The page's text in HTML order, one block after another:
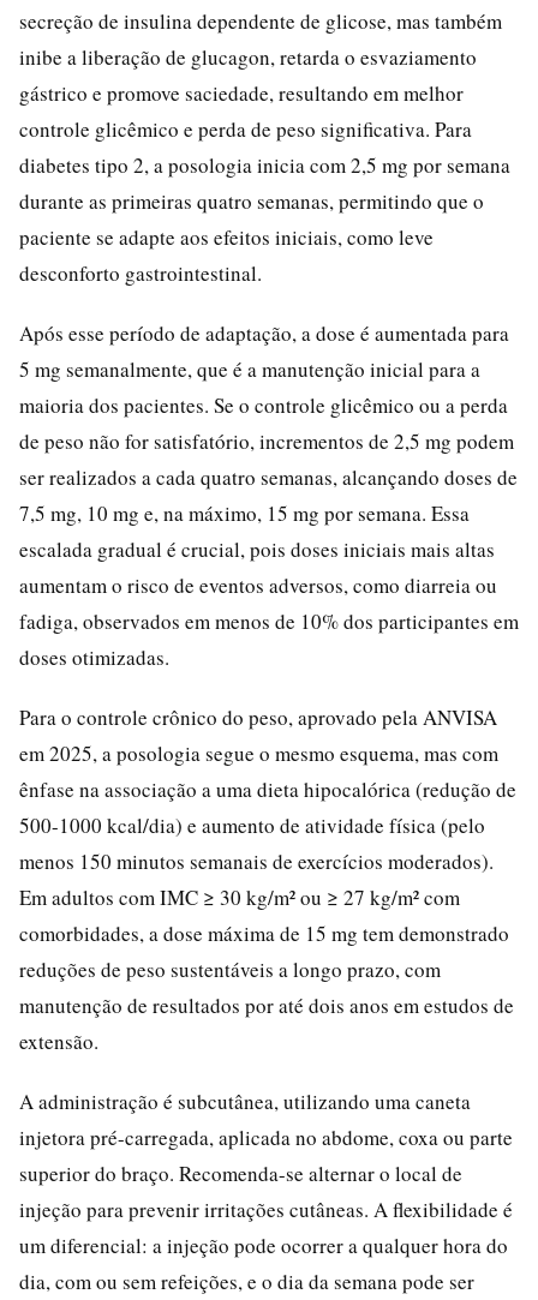
secreção de insulina dependente de glicose, mas também
inibe a liberação de glucagon, retarda o esvaziamento
gástrico e promove saciedade, resultando em melhor
controle glicêmico e perda de peso significativa. Para
diabetes tipo 2, a posologia inicia com 2,5 mg por semana
durante as primeiras quatro semanas, permitindo que o
paciente se adapte aos efeitos iniciais, como leve
desconforto gastrointestinal.
Após esse período de adaptação, a dose é aumentada para
5 mg semanalmente, que é a manutenção inicial para a
maioria dos pacientes. Se o controle glicêmico ou a perda
de peso não for satisfatório, incrementos de 2,5 mg podem
ser realizados a cada quatro semanas, alcançando doses de
7,5 mg, 10 mg e, na máximo, 15 mg por semana. Essa
escalada gradual é crucial, pois doses iniciais mais altas
aumentam o risco de eventos adversos, como diarreia ou
fadiga, observados em menos de 10% dos participantes em
doses otimizadas.
Para o controle crônico do peso, aprovado pela ANVISA
em 2025, a posologia segue o mesmo esquema, mas com
ênfase na associação a uma dieta hipocalórica (redução de
500-1000 kcal/dia) e aumento de atividade física (pelo
menos 150 minutos semanais de exercícios moderados).
Em adultos com IMC ≥ 30 kg/m² ou ≥ 27 kg/m² com
comorbidades, a dose máxima de 15 mg tem demonstrado
reduções de peso sustentáveis a longo prazo, com
manutenção de resultados por até dois anos em estudos de
extensão.
A administração é subcutânea, utilizando uma caneta
injetora pré-carregada, aplicada no abdome, coxa ou parte
superior do braço. Recomenda-se alternar o local de
injeção para prevenir irritações cutâneas. A flexibilidade é
um diferencial: a injeção pode ocorrer a qualquer hora do
dia, com ou sem refeições, e o dia da semana pode ser